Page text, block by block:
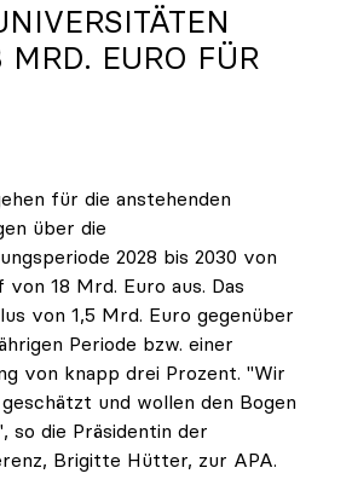
EURO FÜR
für die anstehenden
über die
2028 bis 2030 von
von 18 Mrd. Euro aus. Das
von 1,5 Mrd. Euro gegenüber
Periode bzw. einer
von knapp drei Prozent. "Wir
und wollen den Bogen
so die Präsidentin der
Brigitte Hütter, zur APA.